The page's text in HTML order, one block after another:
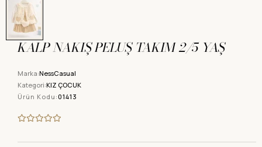
KALP NAKIŞ PELUŞ TAKIM 2/5 YAŞ
Marka:NessCasual
Kategori:KIZ ÇOCUK
Ürün Kodu:01413